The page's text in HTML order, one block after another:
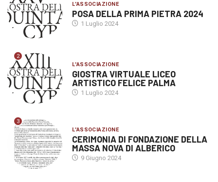
L'ASSOCIAZIONE
POSA DELLA PRIMA PIETRA 2024
1 Luglio 2024
2
L'ASSOCIAZIONE
GIOSTRA VIRTUALE LICEO
ARTISTICO FELICE PALMA
1 Luglio 2024
3
L'ASSOCIAZIONE
CERIMONIA DI FONDAZIONE DELLA
MASSA NOVA DI ALBERICO
9 Giugno 2024